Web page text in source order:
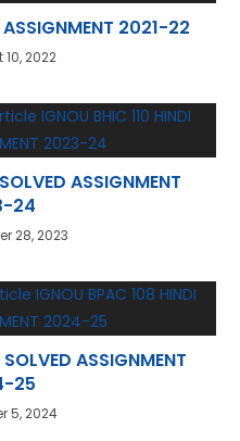
ASSIGNMENT 2021-22
2022
ASSIGNMENT
24
28, 2023
ASSIGNMENT
25
5, 2024